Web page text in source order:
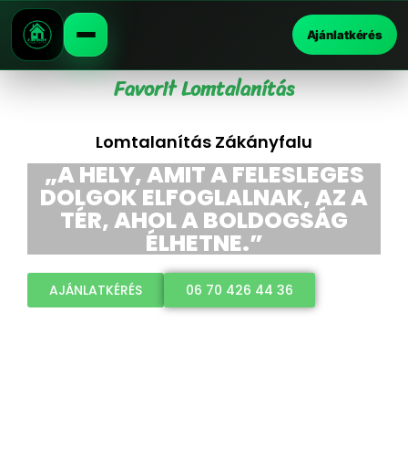
Ajánlatkérés
Favorit Lomtalanítás
Lomtalanítás Zákányfalu
„A HELY, AMIT A FELESLEGES
DOLGOK ELFOGLALNAK, AZ A
TÉR, AHOL A BOLDOGSÁG
ÉLHETNE.”
AJÁNLATKÉRÉS 06 70 426 44 36